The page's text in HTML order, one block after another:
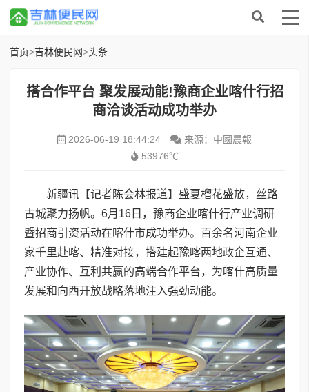
首页>吉林便民网>头条
搭合作平台 聚发展动能!豫商企业喀什行招
商洽谈活动成功举办
2026-06-19 18:44:24
来源：中國晨報
53976℃
新疆讯【记者陈会林报道】盛夏榴花盛放，丝路
古城聚力扬帆。6月16日，豫商企业喀什行产业调研
暨招商引资活动在喀什市成功举办。百余名河南企业
家千里赴喀、精准对接，搭建起豫喀两地政企互通、
产业协作、互利共赢的高端合作平台，为喀什高质量
发展和向西开放战略落地注入强劲动能。